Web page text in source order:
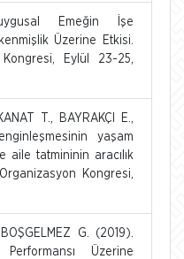
Emeğin İşe
Üzerine Etkisi.
Eylül 23-25,
T., BAYRAKÇI E.,
yaşam
aile tatmininin aracılık
Kongresi,
G. (2019).
Üzerine